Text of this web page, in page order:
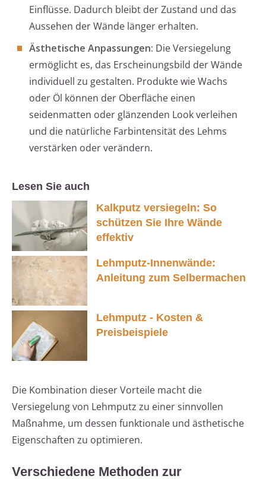
Einflüsse. Dadurch bleibt der Zustand und das
Aussehen der Wände länger erhalten.
Ästhetische Anpassungen: Die Versiegelung
ermöglicht es, das Erscheinungsbild der Wände
individuell zu gestalten. Produkte wie Wachs
oder Öl können der Oberfläche einen
seidenmatten oder glänzenden Look verleihen
und die natürliche Farbintensität des Lehms
verstärken oder verändern.
Lesen Sie auch
Kalkputz versiegeln: So
schützen Sie Ihre Wände
effektiv
Lehmputz-Innenwände:
Anleitung zum Selbermachen
Lehmputz - Kosten &
Preisbeispiele
Die Kombination dieser Vorteile macht die
Versiegelung von Lehmputz zu einer sinnvollen
Maßnahme, um dessen funktionale und ästhetische
Eigenschaften zu optimieren.
Verschiedene Methoden zur